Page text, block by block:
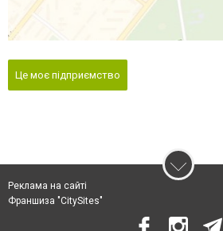
Це моє підприємство
Реклама на сайті
Франшиза "CitySites"